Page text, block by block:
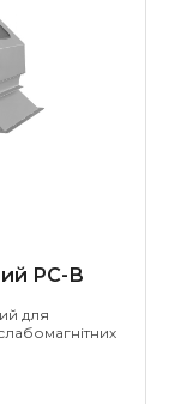
РС-В
для